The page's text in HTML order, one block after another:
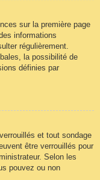
sur la première page
informations
régulièrement.
la possibilité de
définies par
et tout sondage
être verrouillés pour
Selon les
pouvez ou non